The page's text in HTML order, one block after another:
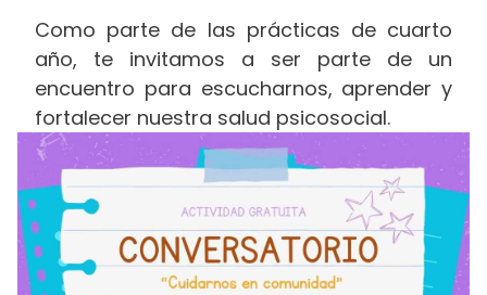
Como parte de las prácticas de cuarto
año, te invitamos a ser parte de un
encuentro para escucharnos, aprender y
fortalecer nuestra salud psicosocial.